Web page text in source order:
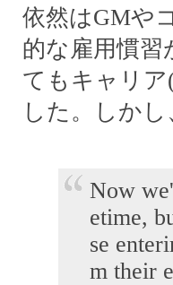
依然はGMや
的な雇用慣
てもキャリ
した。しか
Now
etime,
se
m their